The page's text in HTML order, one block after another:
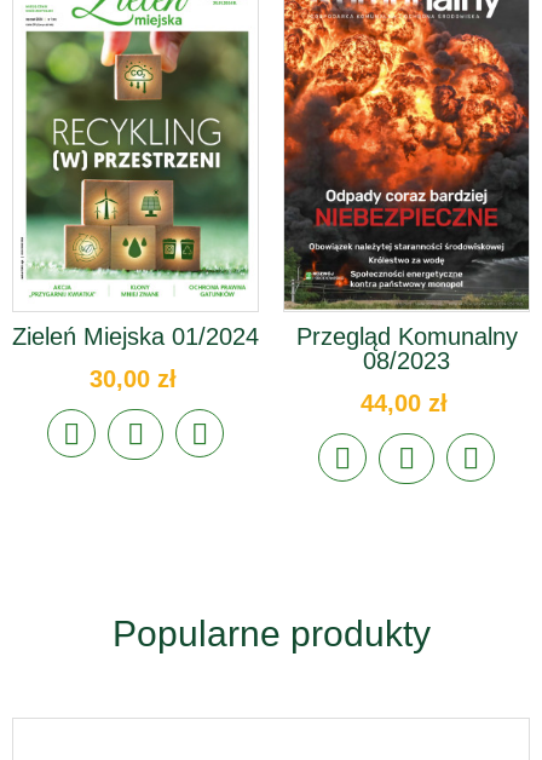
Zieleń Miejska 01/2024
30,00 zł
Przegląd Komunalny
08/2023
44,00 zł
Popularne produkty